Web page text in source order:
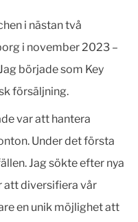
i nästan två
i november 2023 –
började som Key
försäljning.
var att hantera
Under det första
Jag sökte efter nya
att diversifiera vår
en unik möjlighet att